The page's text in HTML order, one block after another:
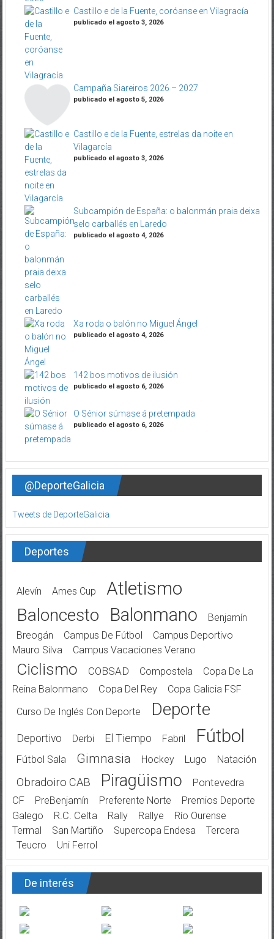
Castillo e de la Fuente, coróanse en Vilagracía
publicado el agosto 3, 2026
Campaña Siareiros 2026 – 2027
publicado el agosto 5, 2026
Castillo e de la Fuente, estrelas da noite en
Vilagarcía
publicado el agosto 3, 2026
Subcampión de España: o balonmán praia deixa
selo carballés en Laredo
publicado el agosto 4, 2026
Xa roda o balón no Miguel Ángel
publicado el agosto 4, 2026
142 bos motivos de ilusión
publicado el agosto 6, 2026
O Sénior súmase á pretempada
publicado el agosto 6, 2026
@DeporteGalicia
Tweets de DeporteGalicia
Deportes
Alevín Ames Cup Atletismo
Baloncesto Balonmano
Benjamín
Breogán
Campus De Fútbol
Campus Deportivo
Mauro Silva
Campus Vacaciones Verano
Ciclismo COBSAD Compostela
Copa De La
Reina Balonmano
Copa Del Rey
Copa Galicia FSF
Curso De Inglés Con Deporte
Deporte
Deportivo Derbi El Tiempo Fabril Fútbol
Fútbol Sala Gimnasia Hockey Lugo Natación
Obradoiro CAB Piragüismo
Pontevedra
CF
PreBenjamín Preferente Norte
Premios Deporte
Galego
R.C. Celta Rally Rallye
Río Ourense
Termal
San Martiño Supercopa Endesa
Tercera
Teucro
Uni Ferrol
De interés